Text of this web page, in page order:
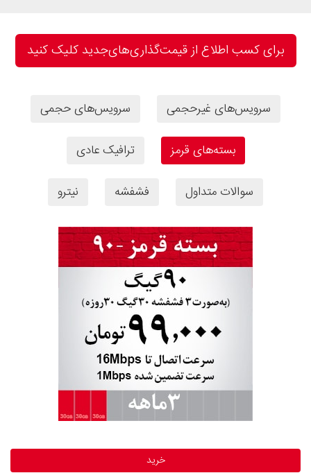
برای کسب اطلاع از قیمت‌گذاری‌های‌جدید کلیک ‌کنید
سرویس‌های غیرحجمی سرویس‌های حجمی
بسته‌های قرمز ‌ترافیک عادی
سوالات متداول فشفشه نیترو
خرید